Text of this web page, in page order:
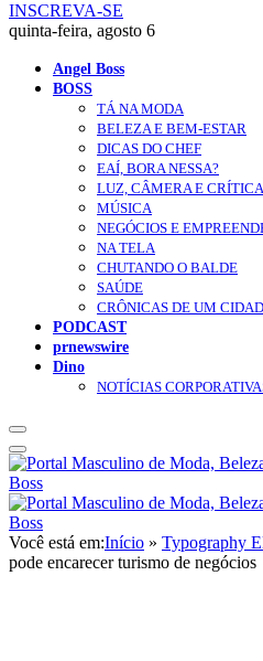
INSCREVA-SE
quinta-feira, agosto 6
Angel Boss
BOSS
TÁ NA MODA
BELEZA E BEM-ESTAR
DICAS DO CHEF
EAÍ, BORA NESSA?
LUZ, CÂMERA E CRÍTICA
MÚSICA
NEGÓCIOS E
NA TELA
CHUTANDO O BALDE
SAÚDE
CRÔNICAS DE UM
PODCAST
prnewswire
Dino
NOTÍCIAS
Você está em:Início » Typography
pode encarecer turismo de negócios